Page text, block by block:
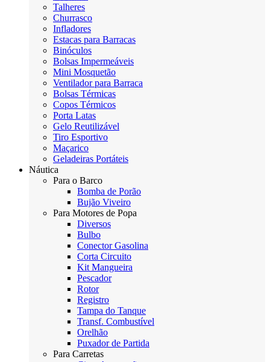
Talheres
Churrasco
Infladores
Estacas para Barracas
Binóculos
Bolsas Impermeáveis
Mini Mosquetão
Ventilador para Barraca
Bolsas Térmicas
Copos Térmicos
Porta Latas
Gelo Reutilizável
Tiro Esportivo
Maçarico
Geladeiras Portáteis
Náutica
Para o Barco
Bomba de Porão
Bujão Viveiro
Para Motores de Popa
Diversos
Bulbo
Conector Gasolina
Corta Circuito
Kit Mangueira
Pescador
Rotor
Registro
Tampa do Tanque
Transf. Combustível
Orelhão
Puxador de Partida
Para Carretas